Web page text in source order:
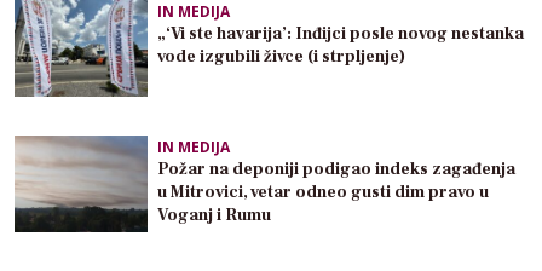
IN MEDIJA
„‘Vi ste havarija’: Inđijci posle novog nestanka
vode izgubili živce (i strpljenje)
IN MEDIJA
Požar na deponiji podigao indeks zagađenja
u Mitrovici, vetar odneo gusti dim pravo u
Voganj i Rumu